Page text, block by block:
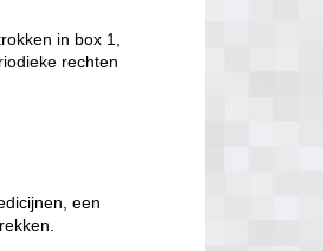
in box 1,
rechten
een